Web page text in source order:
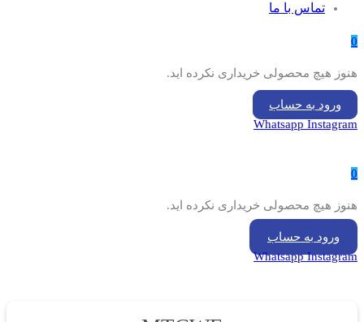
تماس با ما
0
هنوز هیچ محصولی خریداری نکرده اید.
ورود به حساب
Whatsapp Instagram
0
هنوز هیچ محصولی خریداری نکرده اید.
ورود به حساب
Whatsapp Instagram